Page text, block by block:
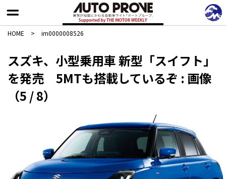
HOME > im0000008526
スズキ、小型乗用車 新型「スイフト」
を発売 5MTも搭載しているぞ : 画像
（5 / 8）